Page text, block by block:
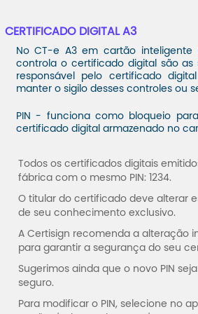
CERTIFICADO DIGITAL A3
No CT-e A3 em cartão inteligente
controla o certificado digital são as
responsável pelo certificado
manter o sigilo desses controles ou
PIN
- funciona como bloqueio
certificado digital armazenado no
Todos os certificados digitais
fábrica com o mesmo PIN: 1234.
O titular do certificado deve alterar
de seu conhecimento exclusivo.
A Certisign recomenda a alteração
para garantir a segurança do seu
Sugerimos ainda que o novo PIN
seguro.
Para modificar o PIN, selecione no